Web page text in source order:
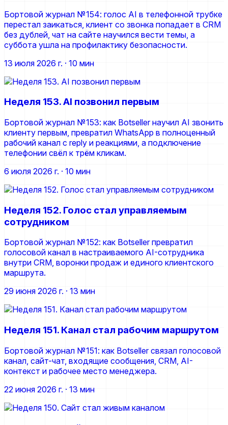
Бортовой журнал №154: голос AI в телефонной трубке
перестал заикаться, клиент со звонка попадает в CRM
без дублей, чат на сайте научился вести темы, а
суббота ушла на профилактику безопасности.
13 июля 2026 г. · 10 мин
Неделя 153. AI позвонил первым
Бортовой журнал №153: как Botseller научил AI звонить
клиенту первым, превратил WhatsApp в полноценный
рабочий канал с reply и реакциями, а подключение
телефонии свёл к трём кликам.
6 июля 2026 г. · 10 мин
Неделя 152. Голос стал управляемым
сотрудником
Бортовой журнал №152: как Botseller превратил
голосовой канал в настраиваемого AI-сотрудника
внутри CRM, воронки продаж и единого клиентского
маршрута.
29 июня 2026 г. · 13 мин
Неделя 151. Канал стал рабочим маршрутом
Бортовой журнал №151: как Botseller связал голосовой
канал, сайт-чат, входящие сообщения, CRM, AI-
контекст и рабочее место менеджера.
22 июня 2026 г. · 13 мин